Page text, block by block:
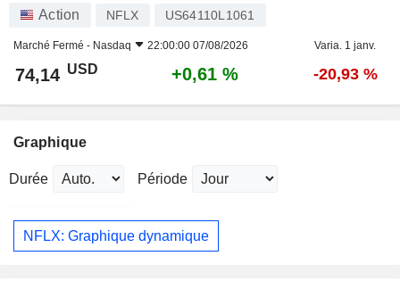
Action NFLX US64110L1061
Marché Fermé - Nasdaq 22:00:00 07/08/2026 Varia. 1 janv.
74,14 USD +0,61 % -20,93 %
Graphique
Durée Période
NFLX: Graphique dynamique